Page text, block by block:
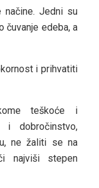
načine. Jedni su
čuvanje edeba, a
i prihvatiti
teškoće i
i dobročinstvo,
ne žaliti se na
najviši stepen